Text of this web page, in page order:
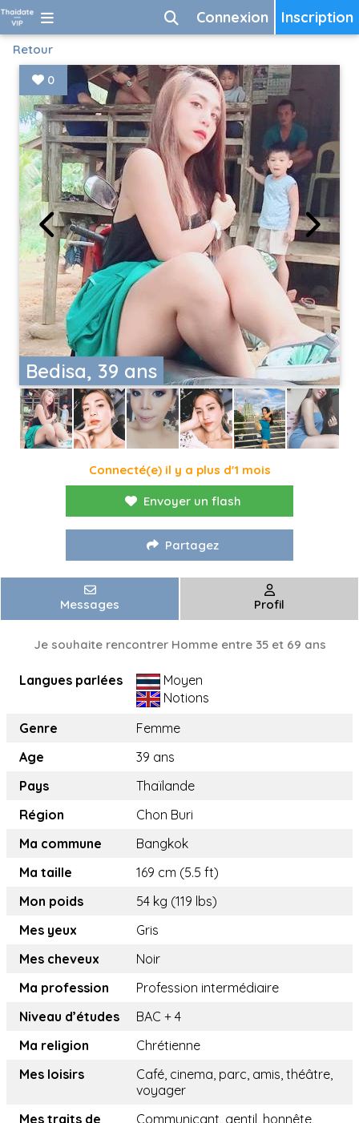
Inscription
Connexion
Retour
Bedisa, 39 ans
0
Connecté(e) il y a plus d'1 mois
Envoyer un flash
Partagez
Messages Profil
Je souhaite rencontrer Homme entre 35 et 69 ans
Langues parlées
Moyen
Notions
Genre
Femme
Age
39 ans
Pays
Thaïlande
Région
Chon Buri
Ma commune
Bangkok
Ma taille
169 cm (5.5 ft)
Mon poids
54 kg (119 lbs)
Mes yeux
Gris
Mes cheveux
Noir
Ma profession
Profession intermédiaire
Niveau d’études
BAC + 4
Ma religion
Chrétienne
Mes loisirs
Café, cinema, parc, amis, théâtre,
voyager
Mes traits de
Communicant, gentil, honnête,